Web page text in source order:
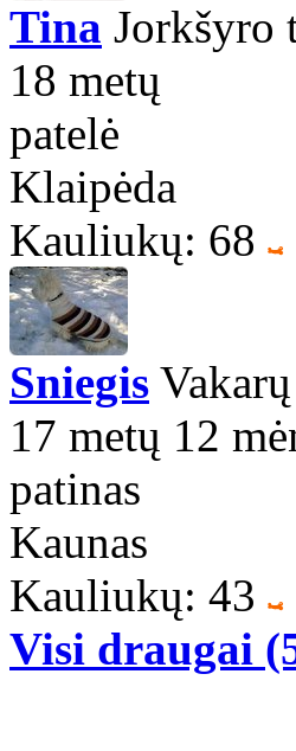
Tina Jorkšyro
18 metų
patelė
Klaipėda
Kauliukų: 68
Sniegis
17 metų 12
patinas
Kaunas
Kauliukų: 43
Visi draugai